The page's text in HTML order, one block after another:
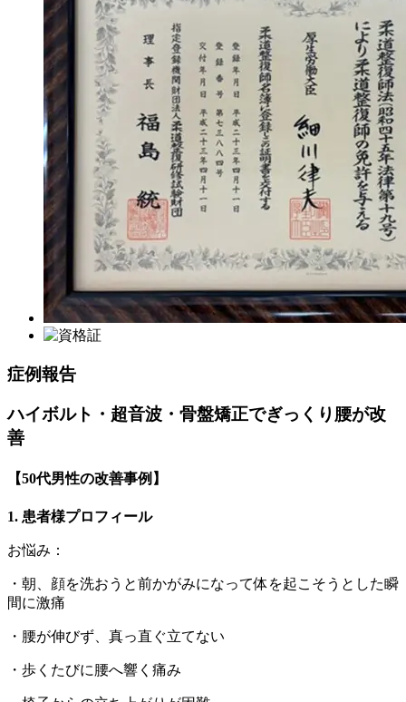
症例報告
ハイボルト・超音波・骨盤矯正でぎっくり腰が改
善
【50代男性の改善事例】
1. 患者様プロフィール
お悩み：
・朝、顔を洗おうと前かがみになって体を起こそうとした瞬
間に激痛
・腰が伸びず、真っ直ぐ立てない
・歩くたびに腰へ響く痛み